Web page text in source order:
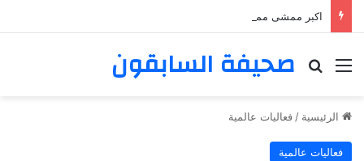
اكبر ممشى ممشى المشاعر المقدسه
صحيفة السابقون القائمة بحث عن
الرئيسية / فعاليات عالمية
فعاليات عالمية